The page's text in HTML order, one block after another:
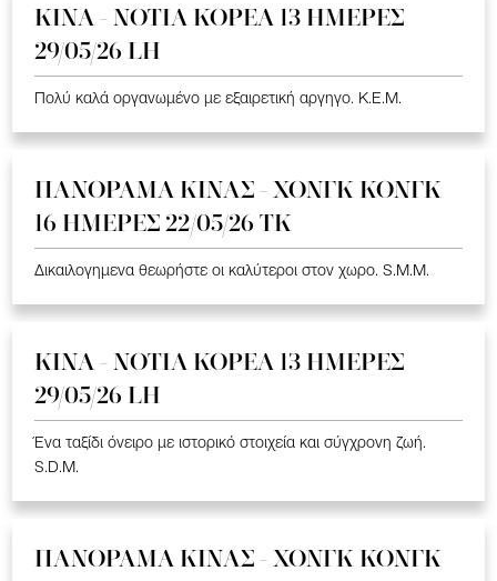
ΚΙΝΑ - ΝΟΤΙΑ ΚΟΡΕΑ 13 ΗΜΕΡΕΣ
29/05/26 LH
Πολύ καλά οργανωμένο με εξαιρετική αργηγο. K.E.M.
ΠΑΝΟΡΑΜΑ ΚΙΝΑΣ - ΧΟΝΓΚ ΚΟΝΓΚ
16 ΗΜΕΡΕΣ 22/05/26 TK
Δικαιλογημενα θεωρήστε οι καλύτεροι στον χωρο. S.M.M.
ΚΙΝΑ - ΝΟΤΙΑ ΚΟΡΕΑ 13 ΗΜΕΡΕΣ
29/05/26 LH
Ένα ταξίδι όνειρο με ιστορικό στοιχεία και σύγχρονη ζωή.
S.D.M.
ΠΑΝΟΡΑΜΑ ΚΙΝΑΣ - ΧΟΝΓΚ ΚΟΝΓΚ